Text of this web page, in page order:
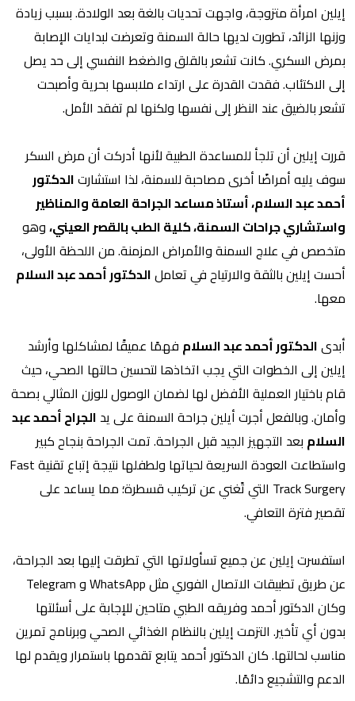
إيلين امرأة متزوجة، واجهت تحديات بالغة بعد الولادة. بسبب زيادة
وزنها الزائد، تطورت لديها حالة السمنة وتعرضت لبدايات الإصابة
بمرض السكري. كانت تشعر بالقلق والضغط النفسي إلى حد يصل
إلى الاكتئاب. فقدت القدرة على ارتداء ملابسها بحرية وأصبحت
تشعر بالضيق عند النظر إلى نفسها ولكنها لم تفقد الأمل.
قررت إيلين أن تلجأ للمساعدة الطبية لأنها أدركت أن مرض السكر
سوف يليه أمراضًا أخرى مصاحبة للسمنة، لذا استشارتالدكتور
أحمد عبد السلام، أستاذ مساعد الجراحة العامة والمناظير
واستشاري جراحات السمنة، كلية الطب بالقصر العيني،وهو
متخصص في علاج السمنة والأمراض المزمنة. من اللحظة الأولى،
أحست إيلين بالثقة والارتياح في تعاملالدكتور أحمد عبد السلام
معها.
أبدىالدكتور أحمد عبد السلام فهمًا عميقًا لمشاكلها وأرشد
إيلين إلى الخطوات التي يجب اتخاذها لتحسين حالتها الصحي، حيث
قام باختيار العملية الأفضل لها لضمان الوصول للوزن المثالي بصحة
وأمان. وبالفعل أجرت أيلين جراحة السمنة على يد الجراح أحمد عبد
السلام بعد التجهيز الجيد قبل الجراحة. تمت الجراحة بنجاح كبير
واستطاعت العودة السريعة لحياتها ولطفلها نتيجة إتباع تقنية Fast
Track Surgery التي تًغني عن تركيب قسطرة؛ مما يساعد على
تقصير فترة التعافي.
استفسرت إيلين عن جميع تسأولاتها التي تطرقت إليها بعد الجراحة،
عن طريق تطبيقات الاتصال الفوري مثل WhatsApp و Telegram
وكان الدكتور أحمد وفريقه الطبي متاحين للإجابة على أسئلتها
بدون أي تأخير. التزمت إيلين بالنظام الغذائي الصحي وبرنامج تمرين
مناسب لحالتها. كان الدكتور أحمد يتابع تقدمها باستمرار ويقدم لها
الدعم والتشجيع دائمًا.